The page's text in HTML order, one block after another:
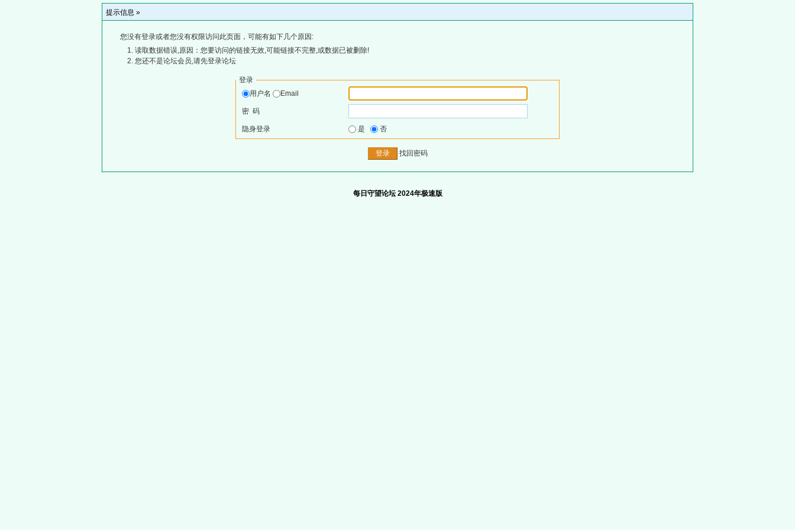
提示信息 »
您没有登录或者您没有权限访问此页面，可能有如下几个原因:
读取数据错误,原因：您要访问的链接无效,可能链接不完整,或数据已被删除!
您还不是论坛会员,请先登录论坛
登录
用户名
Email
密 码
隐身登录 是 否
找回密码
每日守望论坛 2024年极速版